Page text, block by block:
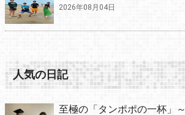
2026年08月04日
人気の日記
至極の「タンポポの一杯」